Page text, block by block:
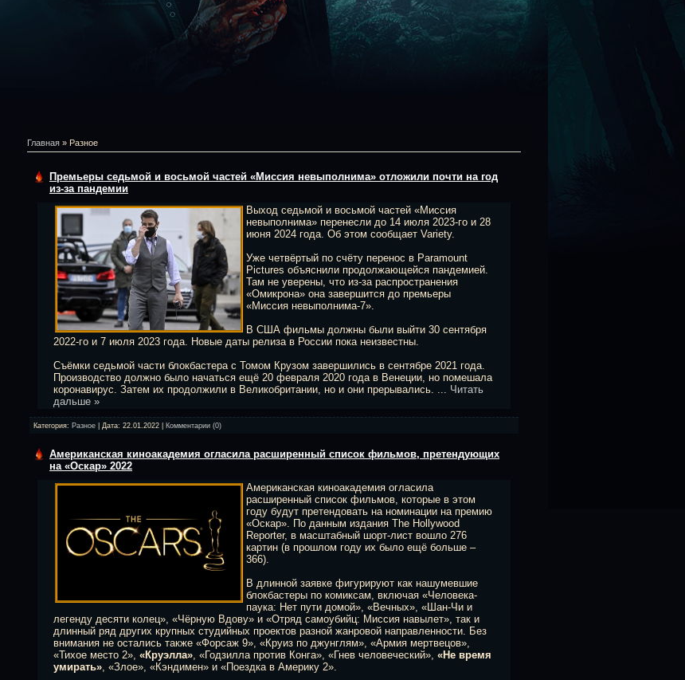
Главная » Разное
Премьеры седьмой и восьмой частей «Миссия невыполнима» отложили почти на год
из‑за пандемии
Выход седьмой и восьмой частей «Миссия
невыполнима» перенесли до 14 июля 2023-го и 28
июня 2024 года. Об этом сообщает Variety.
Уже четвёртый по счёту перенос в Paramount
Pictures объяснили продолжающейся пандемией.
Там не уверены, что из‑за распространения
«Омикрона» она завершится до премьеры
«Миссия невыполнима-7».
В США фильмы должны были выйти 30 сентября
2022-го и 7 июля 2023 года. Новые даты релиза в России пока неизвестны.
Съёмки седьмой части блокбастера с Томом Крузом завершились в сентябре 2021 года.
Производство должно было начаться ещё 20 февраля 2020 года в Венеции, но помешала
коронавирус. Затем их продолжили в Великобритании, но и они прерывались. ... Читать
дальше »
Категория: Разное | Дата: 22.01.2022 Комментарии (0)
Американская киноакадемия огласила расширенный список фильмов, претендующих
на «Оскар» 2022
Американская киноакадемия огласила
расширенный список фильмов, которые в этом
году будут претендовать на номинации на премию
«Оскар». По данным издания The Hollywood
Reporter, в масштабный шорт-лист вошло 276
картин (в прошлом году их было ещё больше –
366).
В длинной заявке фигурируют как нашумевшие
блокбастеры по комиксам, включая «Человека-
паука: Нет пути домой», «Вечных», «Шан-Чи и
легенду десяти колец», «Чёрную Вдову» и «Отряд самоубийц: Миссия навылет», так и
длинный ряд других крупных студийных проектов разной жанровой направленности. Без
внимания не остались также «Форсаж 9», «Круиз по джунглям», «Армия мертвецов»,
«Тихое место 2», «Круэлла», «Годзилла против Конга», «Гнев человеческий», «Не время
умирать», «Злое», «Кэндимен» и «Поездка в Америку 2».